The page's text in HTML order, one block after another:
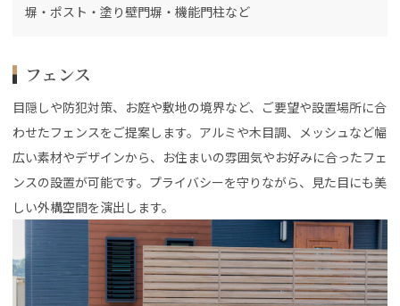
塀・ポスト・塗り壁門塀・機能門柱など
フェンス
目隠しや防犯対策、お庭や敷地の境界など、ご要望や設置場所に合
わせたフェンスをご提案します。アルミや木目調、メッシュなど幅
広い素材やデザインから、お住まいの雰囲気やお好みに合ったフェ
ンスの設置が可能です。プライバシーを守りながら、見た目にも美
しい外構空間を演出します。